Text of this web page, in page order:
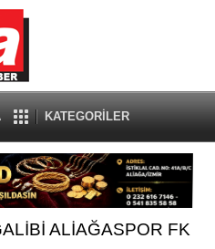
KATEGORİLER
ALİAĞASPOR FK